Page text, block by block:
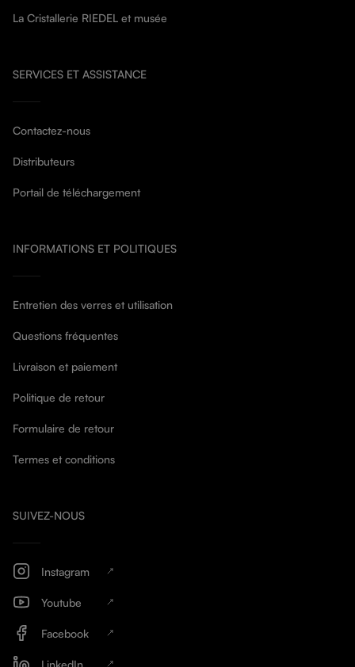
La Cristallerie RIEDEL et musée
SERVICES ET ASSISTANCE
Contactez-nous
Distributeurs
Portail de téléchargement
INFORMATIONS ET POLITIQUES
Entretien des verres et utilisation
Questions fréquentes
Livraison et paiement
Politique de retour
Formulaire de retour
Termes et conditions
SUIVEZ-NOUS
Instagram
Youtube
Facebook
LinkedIn